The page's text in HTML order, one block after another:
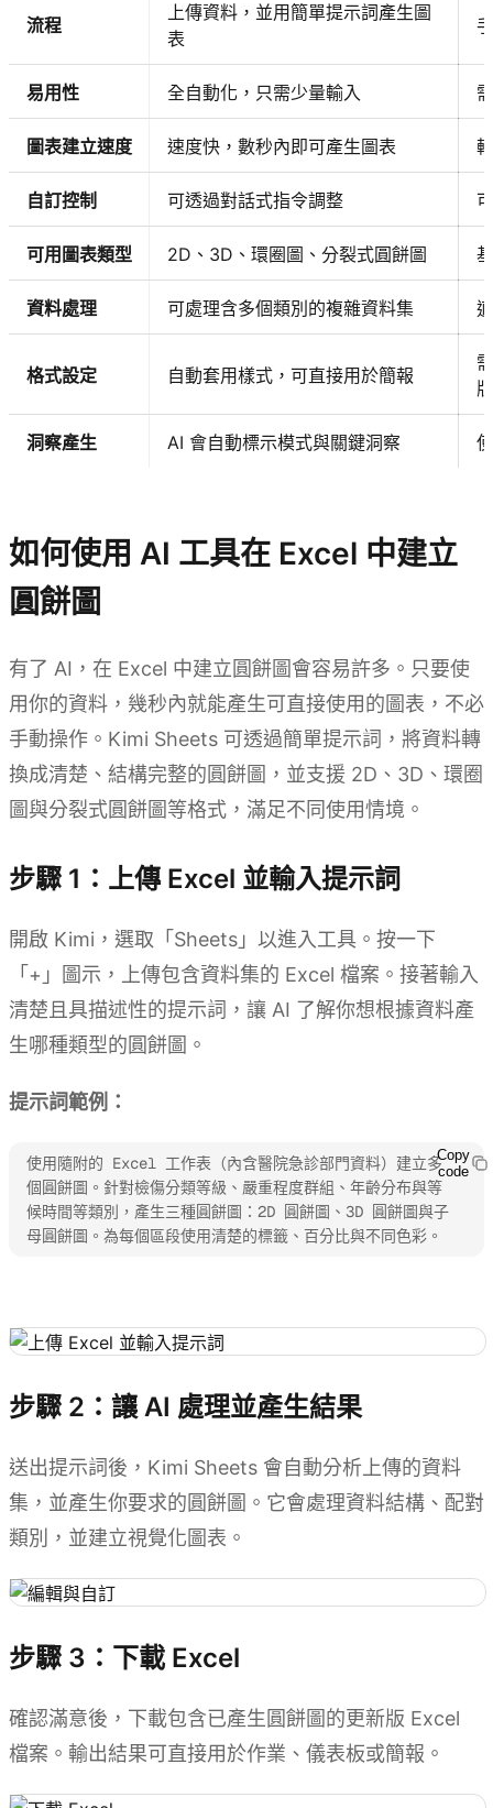
流程
上傳資料，並用簡單提示詞產生圖
表
易用性 全自動化，只需少量輸入
圖表建立速度 速度快，數秒內即可產生圖表
自訂控制 可透過對話式指令調整
可用圖表類型 2D、3D、環圈圖、分裂式圓餅圖
資料處理 可處理含多個類別的複雜資料集
格式設定 自動套用樣式，可直接用於簡報
洞察產生 AI 會自動標示模式與關鍵洞察
如何使用 AI 工具在 Excel 中建立
圓餅圖
有了 AI，在 Excel 中建立圓餅圖會容易許多。只要使
用你的資料，幾秒內就能產生可直接使用的圖表，不必
手動操作。Kimi Sheets 可透過簡單提示詞，將資料轉
換成清楚、結構完整的圓餅圖，並支援 2D、3D、環圈
圖與分裂式圓餅圖等格式，滿足不同使用情境。
步驟 1：上傳 Excel 並輸入提示詞
開啟 Kimi，選取「Sheets」以進入工具。按一下
「+」圖示，上傳包含資料集的 Excel 檔案。接著輸入
清楚且具描述性的提示詞，讓 AI 了解你想根據資料產
生哪種類型的圓餅圖。
提示詞範例：
使用隨附的 Excel 工作表（內含醫院急診部門資料）建立多
個圓餅圖。針對檢傷分類等級、嚴重程度群組、年齡分布與等
候時間等類別，產生三種圓餅圖：2D 圓餅圖、3D 圓餅圖與子
母圓餅圖。為每個區段使用清楚的標籤、百分比與不同色彩。
Copy
code
步驟 2：讓 AI 處理並產生結果
送出提示詞後，Kimi Sheets 會自動分析上傳的資料
集，並產生你要求的圓餅圖。它會處理資料結構、配對
類別，並建立視覺化圖表。
步驟 3：下載 Excel
確認滿意後，下載包含已產生圓餅圖的更新版 Excel
檔案。輸出結果可直接用於作業、儀表板或簡報。